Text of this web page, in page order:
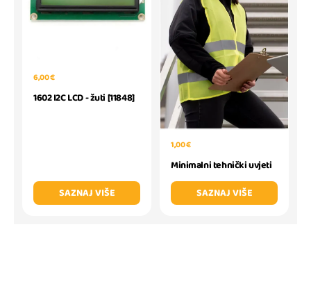
6,00 €
1602 I2C LCD - žuti [11848]
SAZNAJ VIŠE
1,00 €
Minimalni tehnički uvjeti
SAZNAJ VIŠE